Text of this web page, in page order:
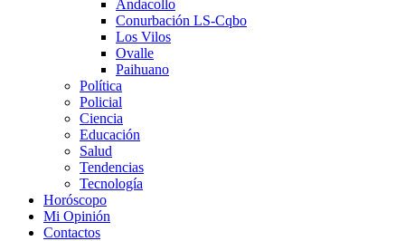
Andacollo
Conurbación LS-Cqbo
Los Vilos
Ovalle
Paihuano
Política
Policial
Ciencia
Educación
Salud
Tendencias
Tecnología
Horóscopo
Mi Opinión
Contactos